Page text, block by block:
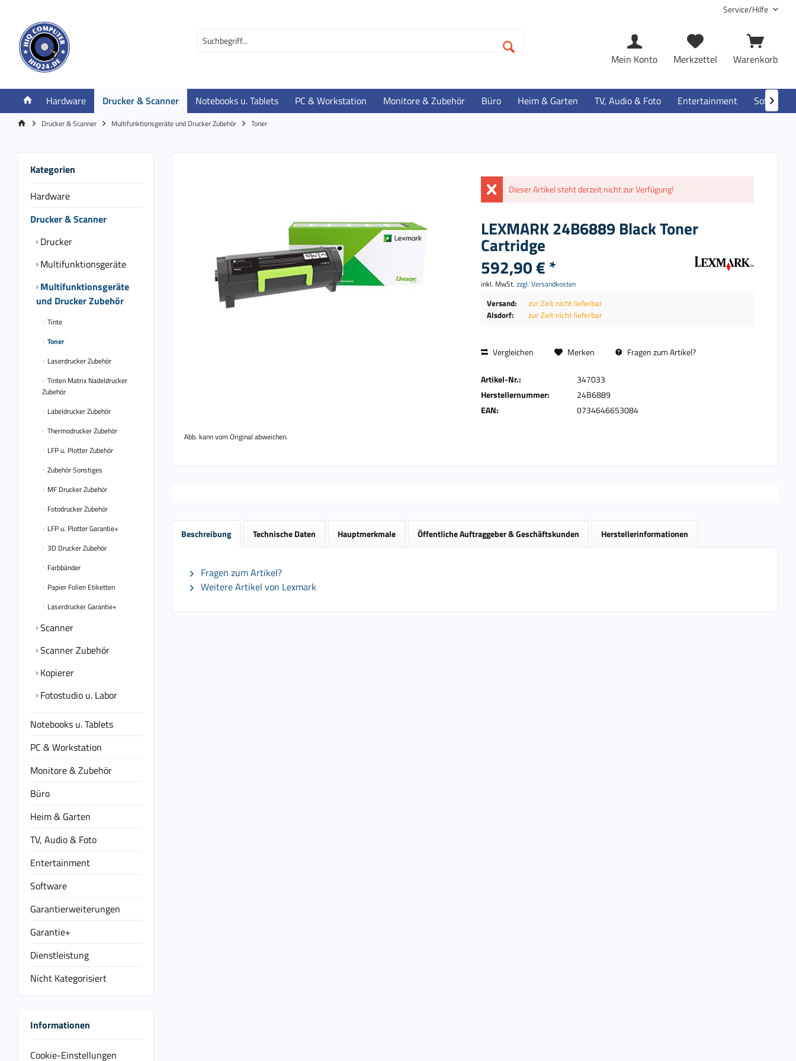
Service/Hilfe
Warenkorb
Merkzettel
Mein Konto
Hardware Drucker & Scanner Notebooks u. Tablets PC & Workstation Monitore & Zubehör Büro Heim & Garten TV, Audio & Foto Entertainment Software

Drucker & Scanner Multifunktionsgeräte und Drucker Zubehör Toner
Kategorien
Hardware
Drucker & Scanner
Drucker
Multifunktionsgeräte
Multifunktionsgeräte
und Drucker Zubehör
Tinte
Toner
Laserdrucker Zubehör
Tinten Matrix Nadeldrucker
Zubehör
Labeldrucker Zubehör
Thermodrucker Zubehör
LFP u. Plotter Zubehör
Zubehör Sonstiges
MF Drucker Zubehör
Fotodrucker Zubehör
LFP u. Plotter Garantie+
3D Drucker Zubehör
Farbbänder
Papier Folien Etiketten
Laserdrucker Garantie+
Scanner
Scanner Zubehör
Kopierer
Fotostudio u. Labor
Notebooks u. Tablets
PC & Workstation
Monitore & Zubehör
Büro
Heim & Garten
TV, Audio & Foto
Entertainment
Software
Garantierweiterungen
Garantie+
Dienstleistung
Nicht Kategorisiert
Informationen
Cookie-Einstellungen
Abb. kann vom Original abweichen.
Dieser Artikel steht derzeit nicht zur Verfügung!
LEXMARK 24B6889 Black Toner
Cartridge
592,90 € *
inkl. MwSt. zzgl. Versandkosten
Versand:
zur Zeit nicht lieferbar
Alsdorf:
zur Zeit nicht lieferbar
Vergleichen Merken Fragen zum Artikel?
Artikel-Nr.:
347033
Herstellernummer:
24B6889
EAN:
0734646653084
Beschreibung Technische Daten Hauptmerkmale Öffentliche Auftraggeber & Geschäftskunden Herstellerinformationen
Fragen zum Artikel?
Weitere Artikel von Lexmark